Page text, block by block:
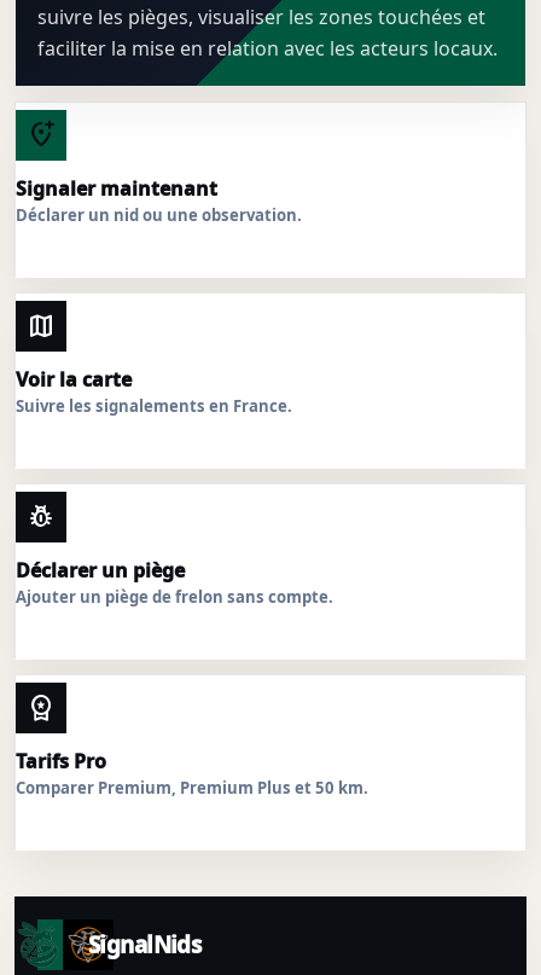
suivre les pièges, visualiser les zones touchées et
faciliter la mise en relation avec les acteurs locaux.
add_location_alt
Signaler maintenant
Déclarer un nid ou une observation.
map
Voir la carte
Suivre les signalements en France.
pest_control
Déclarer un piège
Ajouter un piège de frelon sans compte.
workspace_premium
Tarifs Pro
Comparer Premium, Premium Plus et 50 km.
SignalNids